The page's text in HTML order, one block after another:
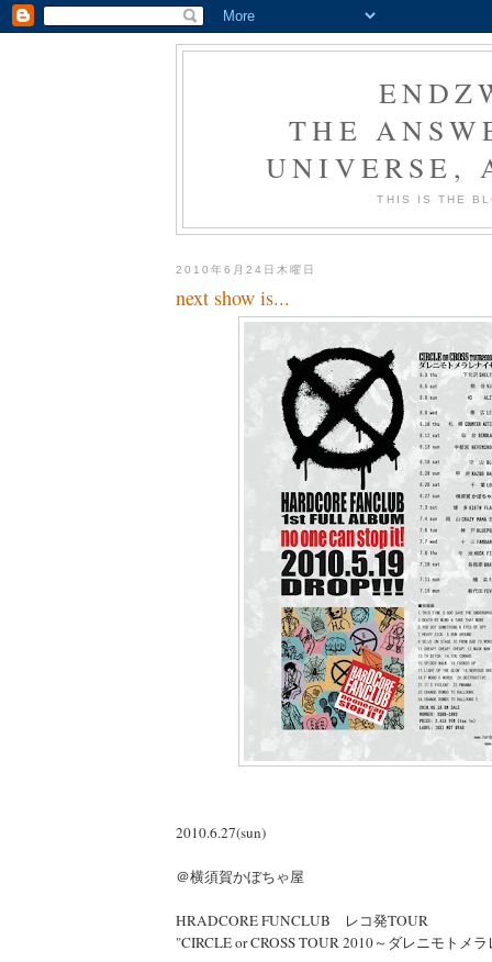
THE
UNIVERSE,
THIS IS THE
2010年6月24日木曜日
next show is...
2010.6.27(sun)
＠横須賀かぼちゃ屋
HRADCORE FUNCLUB レコ発TOUR
"CIRCLE or CROSS TOUR 2010～ダレニモトメ